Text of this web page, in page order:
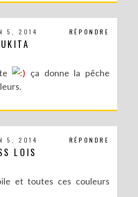
RÉPONDRE
5, 2014
ça donne la pêche
RÉPONDRE
5, 2014
LOIS
et toutes ces couleurs